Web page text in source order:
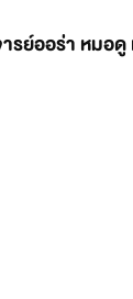
รย์ออร่า หมอ